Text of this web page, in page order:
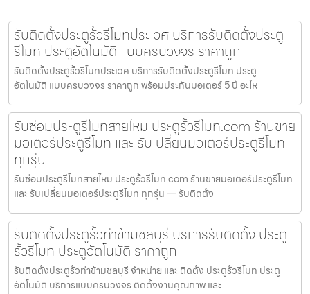
รับติดตั้งประตูรั้วรีโมทประเวศ บริการรับติดตั้งประตู
รีโมท ประตูอัตโนมัติ แบบครบวงจร ราคาถูก
รับติดตั้งประตูรั้วรีโมทประเวศ บริการรับติดตั้งประตูรีโมท ประตู
อัตโนมัติ แบบครบวงจร ราคาถูก พร้อมประกันมอเตอร์ 5 ปี อะไห
รับซ่อมประตูรีโมทสายไหม ประตูรั้วรีโมท.com ร้านขาย
มอเตอร์ประตูรีโมท และ รับเปลี่ยนมอเตอร์ประตูรีโมท
ทุกรุ่น
รับซ่อมประตูรีโมทสายไหม ประตูรั้วรีโมท.com ร้านขายมอเตอร์ประตูรีโมท
และ รับเปลี่ยนมอเตอร์ประตูรีโมท ทุกรุ่น — รับติดตั้ง
รับติดตั้งประตูรั้วท่าข้ามชลบุรี บริการรับติดตั้ง ประตู
รั้วรีโมท ประตูอัตโนมัติ ราคาถูก
รับติดตั้งประตูรั้วท่าข้ามชลบุรี จำหน่าย และ ติดตั้ง ประตูรั้วรีโมท ประตู
อัตโนมัติ บริการแบบครบวงจร ติดตั้งงานคุณภาพ และ